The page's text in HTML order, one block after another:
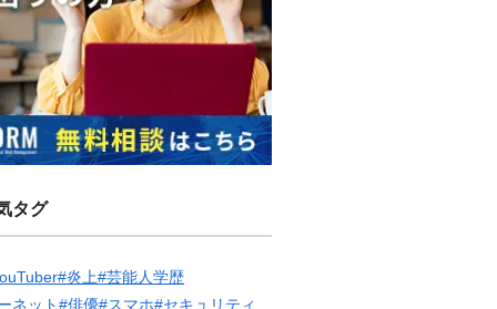
タグ
#炎上#芸能人学歴
ネット#俳優#スマホ#セキュリティ